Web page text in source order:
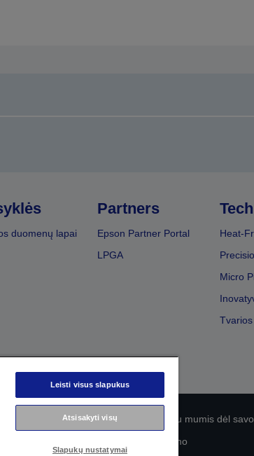
duomenų lapai
Partners
Epson Partner Portal
LPGA
Heat-
Micro
Data Act Compliance Susisiekite su mumis dėl
„Epson“ įsipareigojimas dėl prieinamumo
Leisti visus slapukus
Atsisakyti visų
Slapukų nustatymai